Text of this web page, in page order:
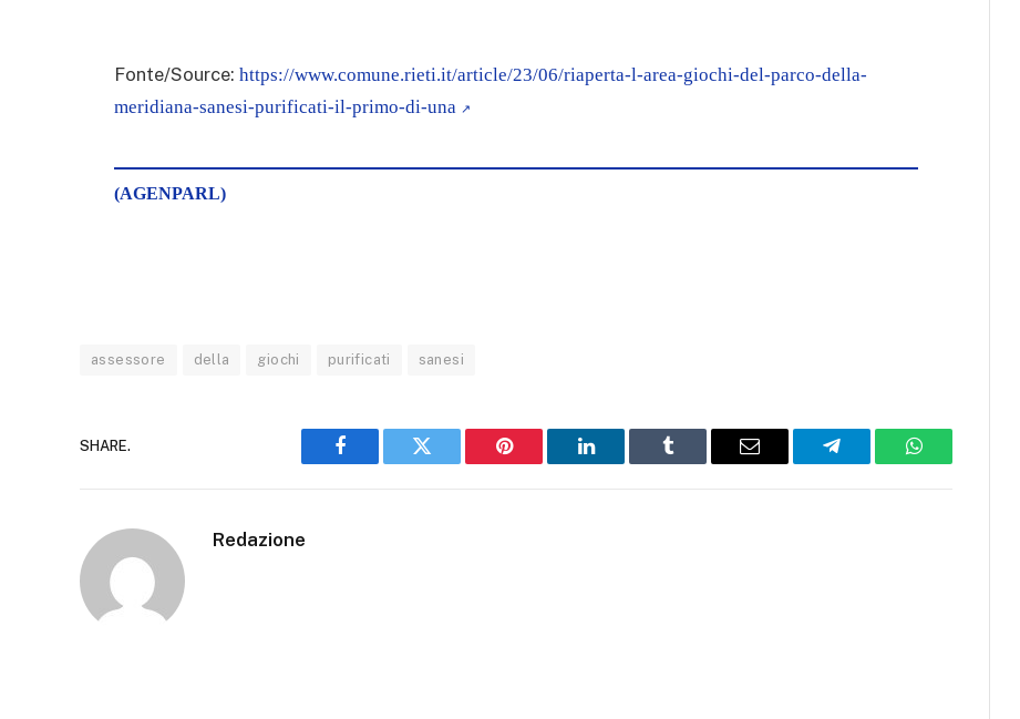
Fonte/Source: https://www.comune.rieti.it/article/23/06/riaperta-l-area-giochi-del-parco-della-
meridiana-sanesi-purificati-il-primo-di-una
(AGENPARL)
assessore della giochi purificati sanesi
SHARE.
Facebook Twitter Pinterest LinkedIn Tumblr Email Telegram WhatsApp
Redazione